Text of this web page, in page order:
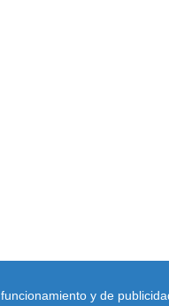
y de